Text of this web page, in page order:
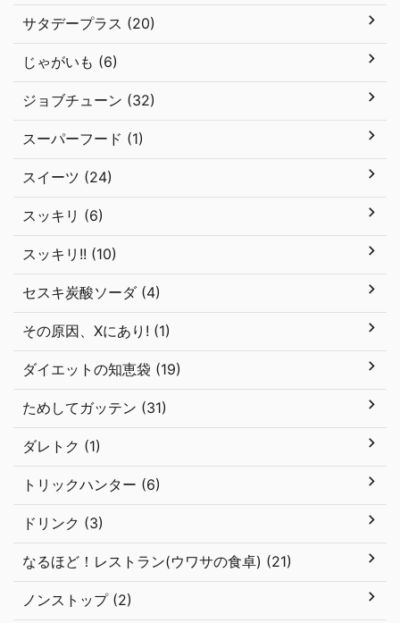
サタデープラス (20)
じゃがいも (6)
ジョブチューン (32)
スーパーフード (1)
スイーツ (24)
スッキリ (6)
スッキリ!! (10)
セスキ炭酸ソーダ (4)
その原因、Xにあり! (1)
ダイエットの知恵袋 (19)
ためしてガッテン (31)
ダレトク (1)
トリックハンター (6)
ドリンク (3)
なるほど！レストラン(ウワサの食卓) (21)
ノンストップ (2)